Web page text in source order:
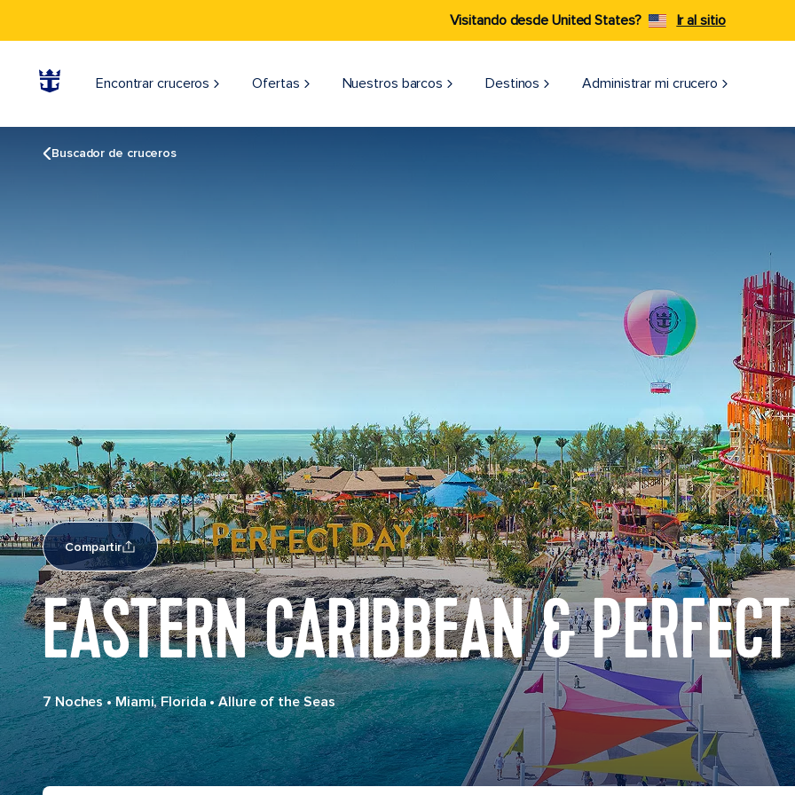
Visitando desde United States? Ir al sitio
Encontrar cruceros Ofertas Nuestros barcos Destinos Administrar mi crucero
Buscador de cruceros
Compartir
EASTERN CARIBBEAN &
7 Noches•Miami, Florida•Allure of the Seas